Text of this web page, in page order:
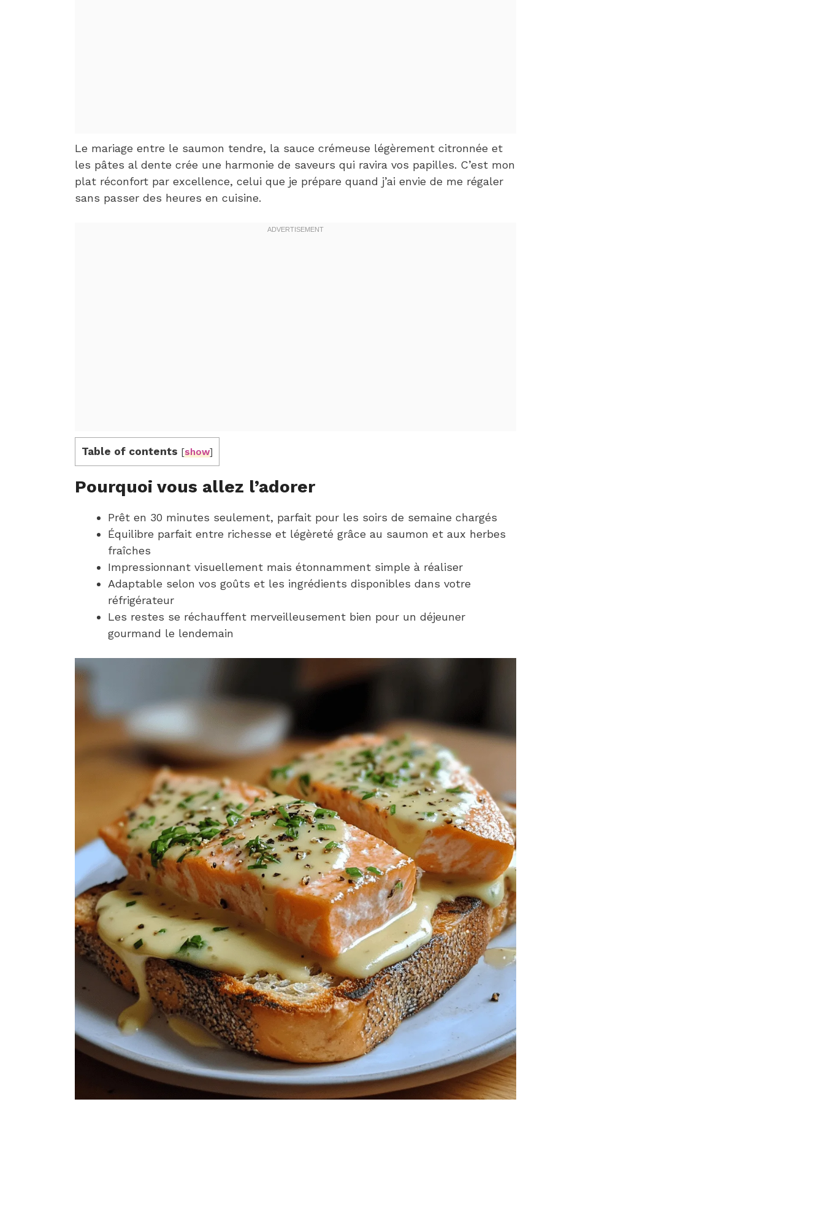
Le mariage entre le saumon tendre, la sauce crémeuse légèrement citronnée et
les pâtes al dente crée une harmonie de saveurs qui ravira vos papilles. C’est mon
plat réconfort par excellence, celui que je prépare quand j’ai envie de me régaler
sans passer des heures en cuisine.
Table of contents [show]
Pourquoi vous allez l’adorer
Prêt en 30 minutes seulement, parfait pour les soirs de semaine chargés
Équilibre parfait entre richesse et légèreté grâce au saumon et aux herbes
fraîches
Impressionnant visuellement mais étonnamment simple à réaliser
Adaptable selon vos goûts et les ingrédients disponibles dans votre
réfrigérateur
Les restes se réchauffent merveilleusement bien pour un déjeuner
gourmand le lendemain